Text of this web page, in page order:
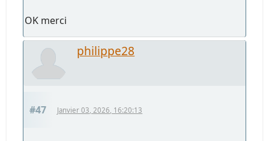
OK merci
philippe28
#47 Janvier 03, 2026, 16:20:13